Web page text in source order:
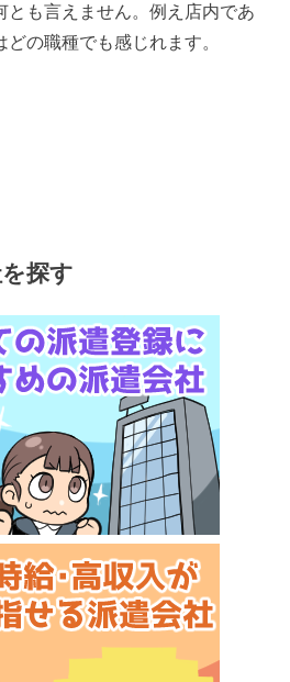
とも言えません。例え店内であ
の職種でも感じれます。
探す